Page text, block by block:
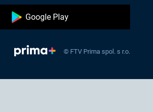
Google Play
© FTV Prima spol. s r.o.